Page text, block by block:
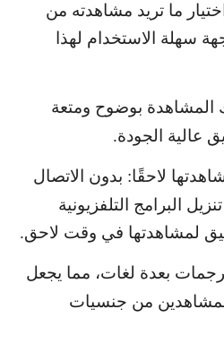
ما تريد مشاهدته من
سهلة الاستخدام لهذا
المشاهدة بوضوح ومتعة
عالية الجودة.
لاحقًا: بدون الاتصال
البرامج التلفزيونية
لمشاهدتها في وقت لاحق.
بعدة لغات، مما يجعل
من جنسيات